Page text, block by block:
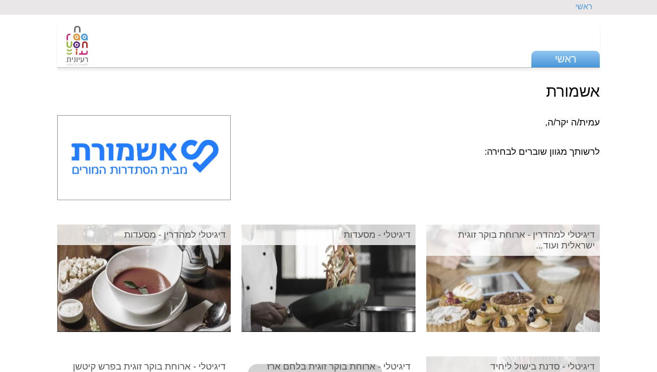
ראשי
ראשי
אשמורת
עמית/ה יקר/ה,
לרשותך מגוון שוברים לבחירה:
דיגיטלי למהדרין - ארוחת בוקר זוגית
ישראלית ועוד...
דיגיטלי - מסעדות דיגיטלי למהדרין - מסעדות
דיגיטלי - סדנת בישול ליחיד דיגיטלי - ארוחת בוקר זוגית בלחם ארז דיגיטלי - ארוחת בוקר זוגית בפרש קיטשן